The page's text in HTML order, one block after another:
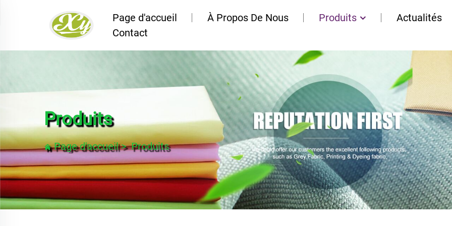
Page d'accueil À Propos De Nous Produits
Actualités
Contact
Produits
Page d'accueil>Produits